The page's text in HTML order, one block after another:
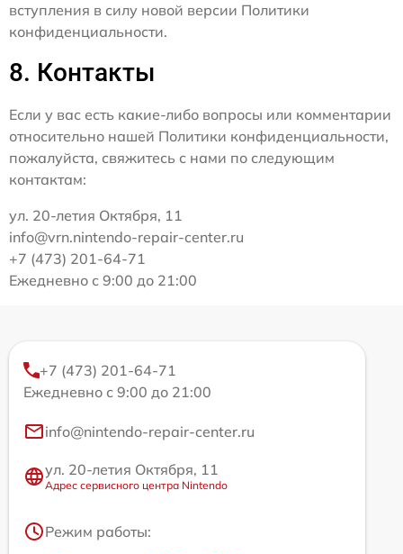
вступления в силу новой версии Политики
конфиденциальности.
8. Контакты
Если у вас есть какие-либо вопросы или комментарии
относительно нашей Политики конфиденциальности,
пожалуйста, свяжитесь с нами по следующим
контактам:
ул. 20-летия Октября, 11
info@vrn.nintendo-repair-center.ru
+7 (473) 201-64-71
Ежедневно с 9:00 до 21:00
+7 (473) 201-64-71
Ежедневно с 9:00 до 21:00
info@nintendo-repair-center.ru
ул. 20-летия Октября, 11
Адрес сервисного центра Nintendo
Режим работы: